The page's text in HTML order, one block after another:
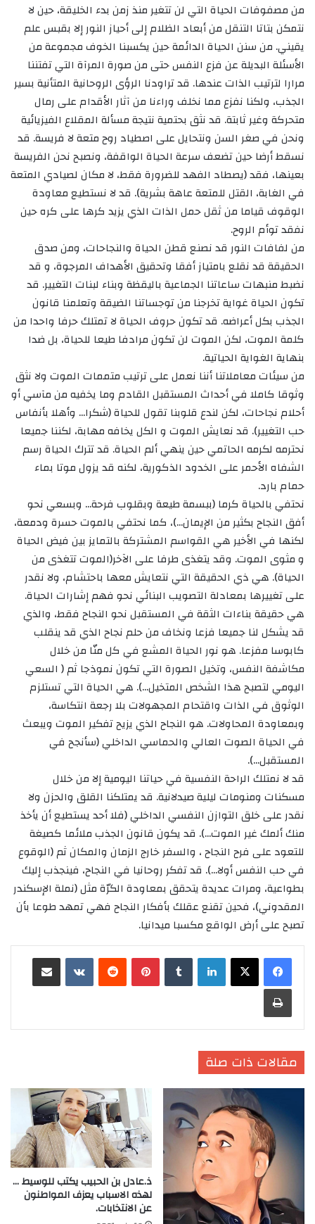
من مصفوفات الحياة التي لن تتغير منذ زمن بدء الخليقة، حين لا
نتمكن بتاتا التنقل من أبعاد الظلام إلى أحياز النور إلا بقبس علم
يقيني. من سنن الحياة الدائمة حين يكسبنا الخوف مجموعة من
الأسئلة البديلة عن فزع النفس حتى من صورة المرآة التي تفتننا
مرارا لترتيب الذات عندها. قد تراودنا الرؤى الروحانية المتأنية بسير
الجذب، ولكنا نفزع مما نخلف وراءنا من آثار الأقدام على رمال
متحركة وغير ثابتة. قد نثق بحتمية نتيجة مسألة المقلاع الفيزيائية
ونحن في صغر السن ونتحايل على اصطياد روح متعة لا فريسة. قد
نسقط أرضا حين تضعف سرعة الحياة الواقفة، ونصبح نحن الفريسة
بعينها، فقد (يصطاد الفهد للضرورة فقط، لا مكان لصيادي المتعة
في الغابة، القتل للمتعة عاهة بشرية). قد لا نستطيع معاودة
الوقوف قياما من ثقل حمل الذات الذي يزيد كرها على كره حين
نفقد توأم الروح.
من لفافات النور قد نصنع قطن الحياة والنجاحات، ومن صدق
الحقيقة قد نقلع بامتياز أفقا وتحقيق الأهداف المرجوة، و قد
نضبط منبهات ساعاتنا الجماعية باليقظة وبناء لبنات التغيير. قد
تكون الحياة غواية تخرجنا من توجساتنا الضيقة وتعلمنا قانون
الجذب بكل أعراضه. قد تكون حروف الحياة لا تمتلك حرفا واحدا من
كلمة الموت، لكن الموت لن تكون مرادفا طيعا للحياة، بل ضدا
بنهاية الغواية الحياتية.
من سيئات معاملاتنا أننا نعمل على ترتيب متممات الموت ولا نثق
وثوقا كاملا في أحداث المستقبل القادم وما يخفيه من مآسي أو
أحلام نجاحات، لكن لندع قلوبنا تقول للحياة (شكرا… وأهلا بأنفاس
حب التغيير). قد نعايش الموت و الكل يخافه مهابة، لكننا جميعا
نحترمه لكرمه الحاتمي حين ينهي ألم الحياة. قد تترك الحياة رسم
الشفاه الأحمر على الخدود الذكورية، لكنه قد يزول موتا بماء
حمام بارد.
نحتفي بالحياة كرما (ببسمة طيعة وبقلوب فرحة… وبسعي نحو
أفق النجاح بكثير من الإيمان…)، كما نحتفي بالموت حسرة ودمعة،
لكنها في الأخير هي القواسم المشتركة بالتمايز بين فيض الحياة
و مثوى الموت. وقد يتغذى طرفا على الآخر(الموت تتغذى من
الحياة). هي ذي الحقيقة التي نتعايش معها باحتشام، ولا نقدر
على تغييرها بمعادلة التصويب البنائي نحو فهم إشارات الحياة.
هي حقيقة بناءات الثقة في المستقبل نحو النجاح فقط، والذي
قد يشكل لنا جميعا فزعا ونخاف من حلم نجاح الذي قد ينقلب
كابوسا مفزعا. هو نور الحياة المشع في كل منّا من خلال
مكاشفة النفس، وتخيل الصورة التي تكون نموذجا ثم ( السعي
اليومي لتصبح هذا الشخص المتخيل…). هي الحياة التي تستلزم
الوثوق في الذات واقتحام المجهولات بلا رجعة انتكاسة،
وبمعاودة المحاولات. هو النجاح الذي يزيح تفكير الموت ويبعث
في الحياة الصوت العالي والحماسي الداخلي (سأنجح في
المستقبل…).
قد لا نمتلك الراحة النفسية في حياتنا اليومية إلا من خلال
مسكنات ومنومات ليلية صيدلانية. قد يمتلكنا القلق والحزن ولا
نقدر على خلق التوازن النفسي الداخلي (فلا أحد يستطيع أن يأخذ
منك ألمك غير الموت…). قد يكون قانون الجذب ملائما كصيغة
للتعود على فرح النجاح ، والسفر خارج الزمان والمكان ثم (الوقوع
في حب النفس أولا…). قد تفكر روحانيا في النجاح، فينجذب إليك
بطواعية، ومرات عديدة يتحقق بمعاودة الكرّة مثل (نملة الإسكندر
المقدوني)، فحين تقنع عقلك بأفكار النجاح فهي تمهد طوعا بأن
تصبح على أرض الواقع مكسبا ميدانيا.
لينكدإن بينتيريست
طباعة
مقالات ذات صلة
ذ.عادل بن الحبيب يكتب للوسيط …
لهذه الاسباب يعزف المواطنون
عن الانتخابات.